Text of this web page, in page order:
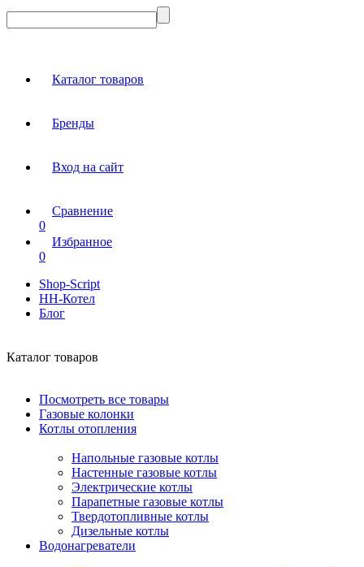
Каталог товаров
Бренды
Вход на сайт
Сравнение
0
Избранное
0
Shop-Script
НН-Котел
Блог
Каталог товаров
Посмотреть все товары
Газовые колонки
Котлы отопления
Напольные газовые котлы
Настенные газовые котлы
Электрические котлы
Парапетные газовые котлы
Твердотопливные котлы
Дизельные котлы
Водонагреватели